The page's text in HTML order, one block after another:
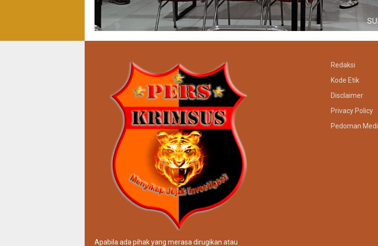
Redaksi
Kode Etik
Disclaimer
Privacy Policy
Pedoman
Apabila ada pihak yang merasa dirugikan atau